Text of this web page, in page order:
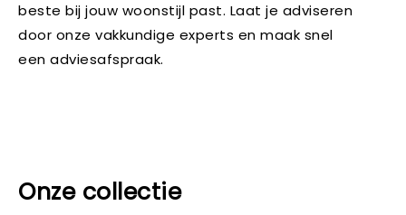
beste bij jouw woonstijl past. Laat je adviseren
door onze vakkundige experts en maak snel
een adviesafspraak.
Onze collectie